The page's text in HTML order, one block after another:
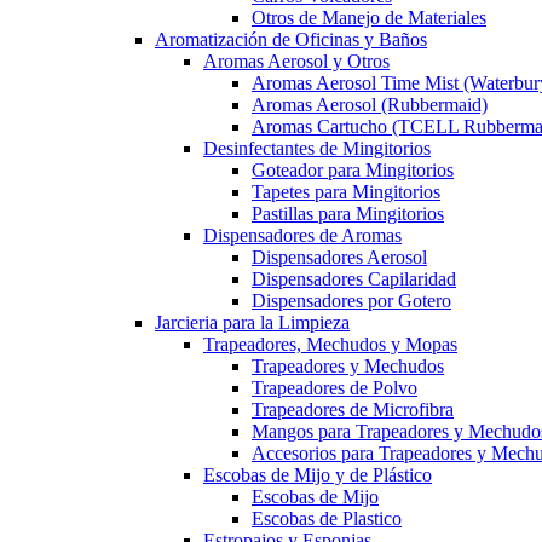
Otros de Manejo de Materiales
Aromatización de Oficinas y Baños
Aromas Aerosol y Otros
Aromas Aerosol Time Mist
Aromas Aerosol (Rubbermaid)
Aromas Cartucho (TCELL
Desinfectantes de Mingitorios
Goteador para Mingitorios
Tapetes para Mingitorios
Pastillas para Mingitorios
Dispensadores de Aromas
Dispensadores Aerosol
Dispensadores Capilaridad
Dispensadores por Gotero
Jarcieria para la Limpieza
Trapeadores, Mechudos y Mopas
Trapeadores y Mechudos
Trapeadores de Polvo
Trapeadores de Microfibra
Mangos para Trapeadores y
Accesorios para Trapeadores y
Escobas de Mijo y de Plástico
Escobas de Mijo
Escobas de Plastico